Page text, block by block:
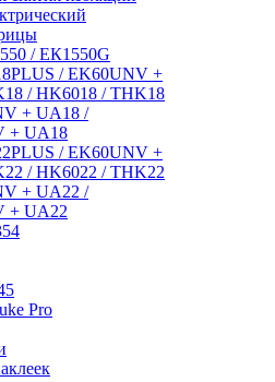
/ ЕК1550G
/ EK60UNV +
/ HK6018 / THK18
+ UA18 /
+ UA18
/ EK60UNV +
/ HK6022 / THK22
+ UA22 /
+ UA22
Pro